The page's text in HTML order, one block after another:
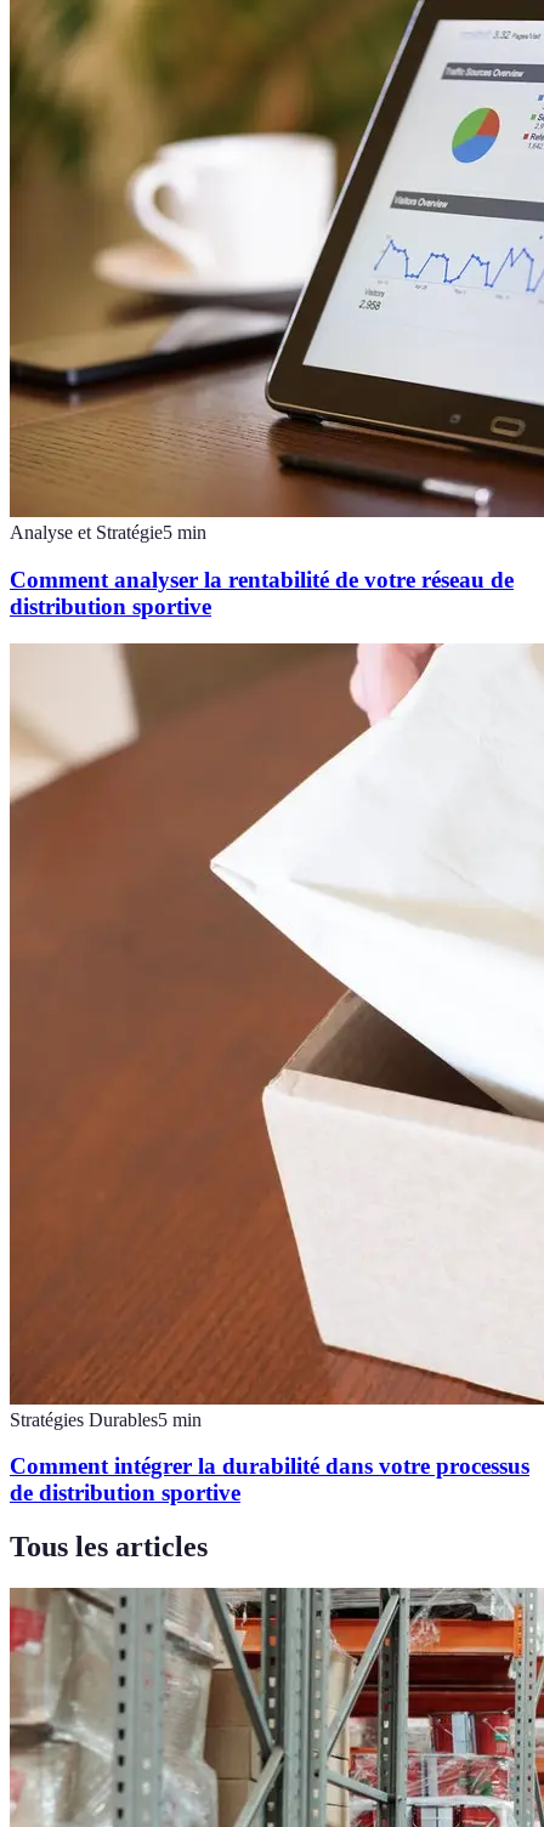
Analyse et Stratégie5 min
Comment analyser la rentabilité de votre réseau de
distribution sportive
Stratégies Durables5 min
Comment intégrer la durabilité dans votre processus
de distribution sportive
Tous les articles